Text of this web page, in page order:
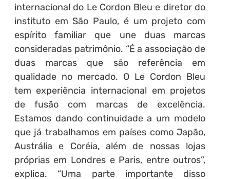
internacional do Le Cordon Bleu e diretor do
instituto em São Paulo, é um projeto com
espírito familiar que une duas marcas
consideradas patrimônio. “É a associação de
duas marcas que são referência em
qualidade no mercado. O Le Cordon Bleu
tem experiência internacional em projetos
de fusão com marcas de excelência.
Estamos dando continuidade a um modelo
que já trabalhamos em países como Japão,
Austrália e Coréia, além de nossas lojas
próprias em Londres e Paris, entre outros”,
explica. “Uma parte importante disso